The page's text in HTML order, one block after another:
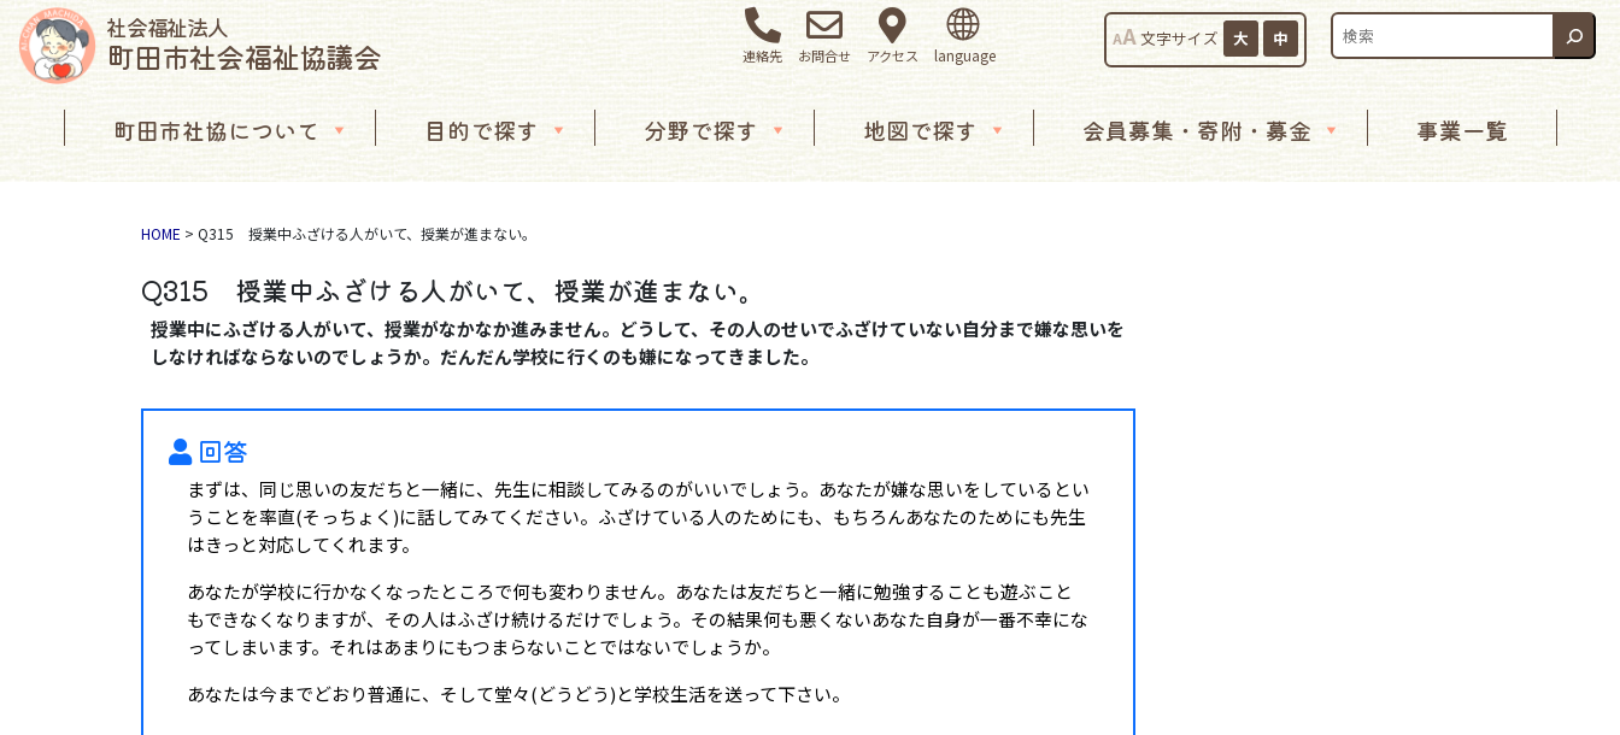
社会福祉法人
町田市社会福祉協議会 AA文字サイズ 大 中
検索:
連絡先 お問合せ アクセス
コンテンツへスキップ
メインナビゲーション
町田市社協について 目的で探す 分野で探す 地図で探す 会員募集・寄附・募金 事業一覧
HOME > Q315 授業中ふざける人がいて、授業が進まない。
Q315 授業中ふざける人がいて、授業が進まない。
授業中にふざける人がいて、授業がなかなか進みません。どうして、その人のせいでふざけていない自分まで嫌な思いを
しなければならないのでしょうか。だんだん学校に行くのも嫌になってきました。
回答
まずは、同じ思いの友だちと一緒に、先生に相談してみるのがいいでしょう。あなたが嫌な思いをしているとい
うことを率直(そっちょく)に話してみてください。ふざけている人のためにも、もちろんあなたのためにも先生
はきっと対応してくれます。
あなたが学校に行かなくなったところで何も変わりません。あなたは友だちと一緒に勉強することも遊ぶこと
もできなくなりますが、その人はふざけ続けるだけでしょう。その結果何も悪くないあなた自身が一番不幸にな
ってしまいます。それはあまりにもつまらないことではないでしょうか。
あなたは今までどおり普通に、そして堂々(どうどう)と学校生活を送って下さい。